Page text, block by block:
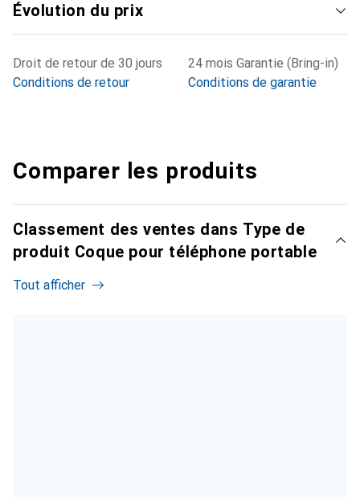
Évolution du prix
Droit de retour de 30 jours
Conditions de retour
24 mois Garantie (Bring-in)
Conditions de garantie
Comparer les produits
Classement des ventes dans Type de
produit Coque pour téléphone portable
Tout afficher